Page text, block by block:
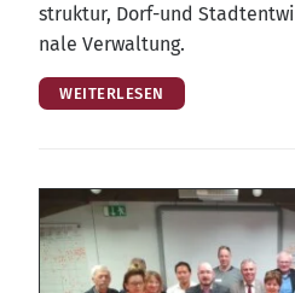
struk­tur, Dorf-und
na­le Verwaltung.
WEITERLESEN